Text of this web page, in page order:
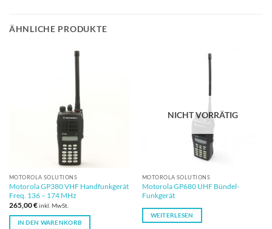
ÄHNLICHE PRODUKTE
MOTOROLA SOLUTIONS
Motorola GP380 VHF Handfunkgerät
Freq. 136 – 174 MHz
265,00€inkl. MwSt.
IN DEN WARENKORB
NICHT VORRÄTIG
MOTOROLA SOLUTIONS
Motorola GP680 UHF Bündel-
Funkgerät
WEITERLESEN